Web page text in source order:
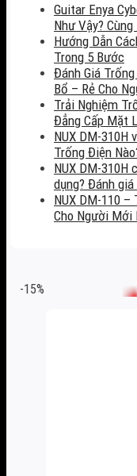
Guitar Enya
Như Vậy?
Hướng Dẫn
Trong 5 Bước
Đánh Giá
Bổ – Rẻ Cho
Trải Nghiệm
Đẳng Cấp Mặt
NUX DM-310H
Trống Điện
NUX DM-
dụng? Đánh
NUX DM-110 –
Cho Người Mới
-15%